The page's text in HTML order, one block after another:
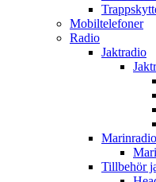
Mobiltelefoner
Radio
Jaktradio
Marinradio
Tillbehör